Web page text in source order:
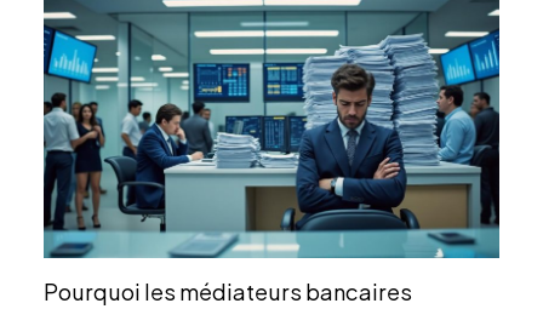
Pourquoi les médiateurs bancaires